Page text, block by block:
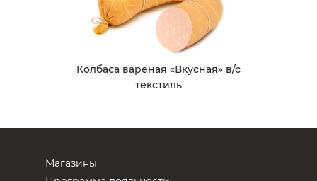
Колбаса вареная «Вкусная» в/с
текстиль
Магазины